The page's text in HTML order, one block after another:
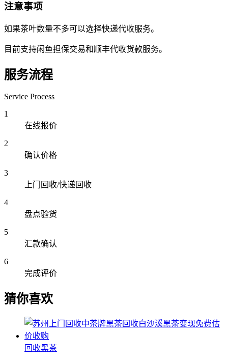
注意事项
如果茶叶数量不多可以选择快递代收服务。
目前支持闲鱼担保交易和顺丰代收货款服务。
服务流程
Service Process
1
在线报价
2
确认价格
3
上门回收/快递回收
4
盘点验货
5
汇款确认
6
完成评价
猜你喜欢
回收黑茶